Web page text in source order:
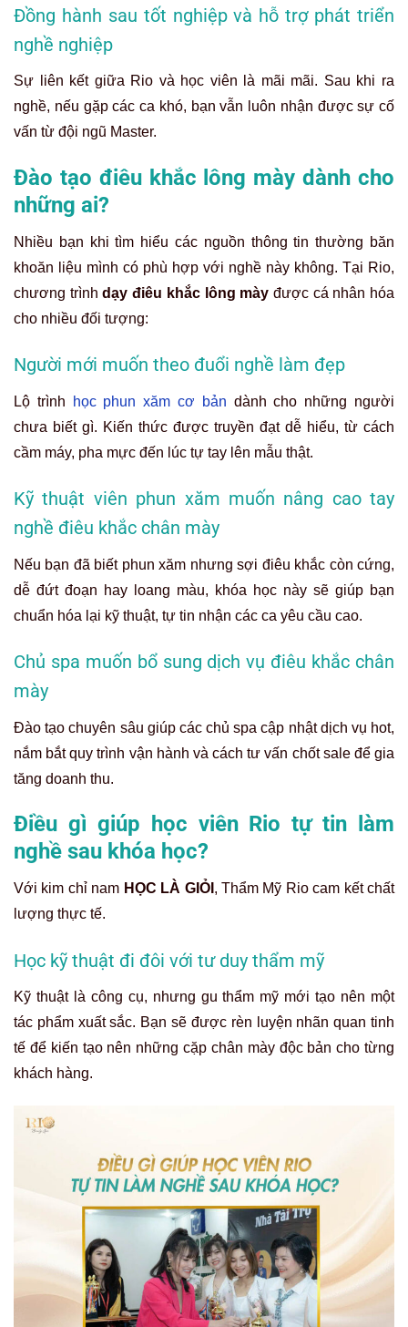
Đồng hành sau tốt nghiệp và hỗ trợ phát triển
nghề nghiệp
Sự liên kết giữa Rio và học viên là mãi mãi. Sau khi ra
nghề, nếu gặp các ca khó, bạn vẫn luôn nhận được sự cố
vấn từ đội ngũ Master.
Đào tạo điêu khắc lông mày dành cho
những ai?
Nhiều bạn khi tìm hiểu các nguồn thông tin thường băn
khoăn liệu mình có phù hợp với nghề này không. Tại Rio,
chương trìnhdạy điêu khắc lông mày được cá nhân hóa
cho nhiều đối tượng:
Người mới muốn theo đuổi nghề làm đẹp
Lộ trình học phun xăm cơ bản dành cho những người
chưa biết gì. Kiến thức được truyền đạt dễ hiểu, từ cách
cầm máy, pha mực đến lúc tự tay lên mẫu thật.
Kỹ thuật viên phun xăm muốn nâng cao tay
nghề điêu khắc chân mày
Nếu bạn đã biết phun xăm nhưng sợi điêu khắc còn cứng,
dễ đứt đoạn hay loang màu, khóa học này sẽ giúp bạn
chuẩn hóa lại kỹ thuật, tự tin nhận các ca yêu cầu cao.
Chủ spa muốn bổ sung dịch vụ điêu khắc chân
mày
Đào tạo chuyên sâu giúp các chủ spa cập nhật dịch vụ hot,
nắm bắt quy trình vận hành và cách tư vấn chốt sale để gia
tăng doanh thu.
Điều gì giúp học viên Rio tự tin làm
nghề sau khóa học?
Với kim chỉ nam HỌC LÀ GIỎI , Thẩm Mỹ Rio cam kết chất
lượng thực tế.
Học kỹ thuật đi đôi với tư duy thẩm mỹ
Kỹ thuật là công cụ, nhưng gu thẩm mỹ mới tạo nên một
tác phẩm xuất sắc. Bạn sẽ được rèn luyện nhãn quan tinh
tế để kiến tạo nên những cặp chân mày độc bản cho từng
khách hàng.